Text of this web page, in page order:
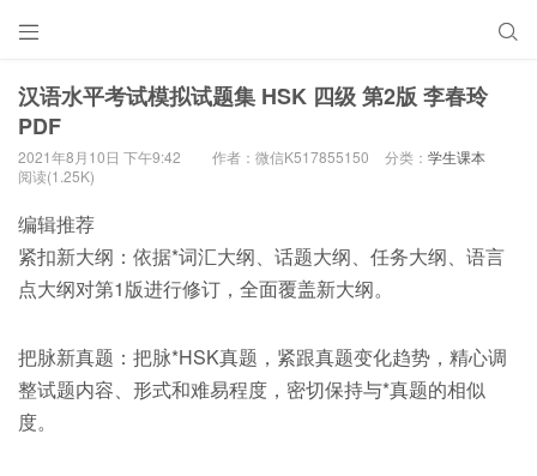
 
汉语水平考试模拟试题集 HSK 四级 第2版 李春玲
PDF
2021年8月10日 下午9:42 作者：微信K517855150 分类： 学生课本
阅读(1.25K)
编辑推荐
紧扣新大纲：依据*词汇大纲、话题大纲、任务大纲、语言
点大纲对第1版进行修订，全面覆盖新大纲。
把脉新真题：把脉*HSK真题，紧跟真题变化趋势，精心调
整试题内容、形式和难易程度，密切保持与*真题的相似
度。